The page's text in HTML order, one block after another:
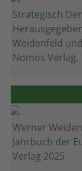
Strategisch
Weidenfeld
Nomos Verlag,
Werner
Jahrbuch der
Verlag 2025